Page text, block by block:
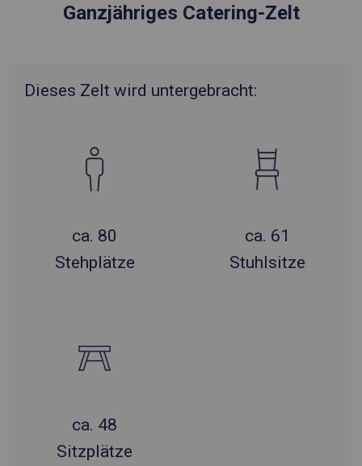
Ganzjähriges Catering-Zelt
Dieses Zelt wird untergebracht:
ca. 80
Stehplätze
ca. 61
Stuhlsitze
ca. 48
Sitzplätze